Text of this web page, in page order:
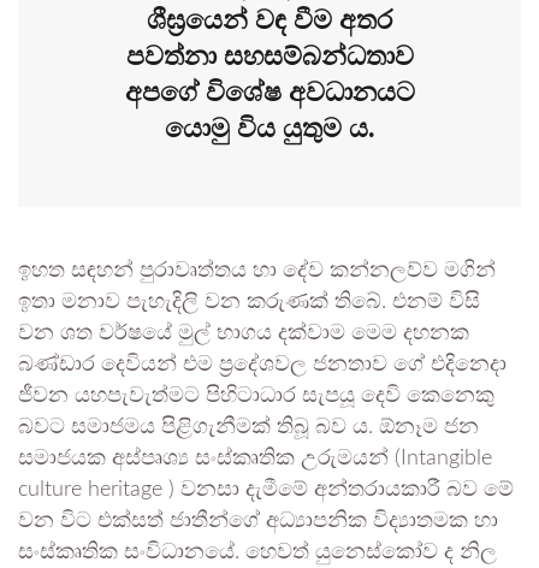
ශීඝ්‍රයෙන් වඳ වීම අතර
පවත්නා සහසම්බන්ධතාව
අපගේ විශේෂ අවධානයට
යොමු විය යුතුම ය.
ඉහත සඳහන් පුරාවෘත්තය හා දේව කන්නලව්ව මගින්
ඉතා මනාව පැහැදිලි වන කරුණක් තිබේ. එනම් විසි
වන ශත වර්ෂයේ මුල් භාගය දක්වාම මෙම දහනක
බණ්ඩාර දෙවියන් එම ප්‍රදේශවල ජනතාව ගේ එදිනෙදා
ජීවන යහපැවැත්මට පිහිටාධාර සැපයූ දෙවි කෙනෙකු
බවට සමාජමය පිළිගැනීමක් තිබූ බව ය. ඕනෑම ජන
සමාජයක අස්පෘශ්‍ය සංස්කෘතික උරුමයන් (Intangible
culture heritage ) වනසා දැමීමේ අන්තරායකාරී බව මේ
වන විට එක්සත් ජාතීන්ගේ අධ්‍යාපනික විද්‍යාතමක හා
සංස්කෘතික සංවිධානයේ. හෙවත් යුනෙස්කෝව ද නිල